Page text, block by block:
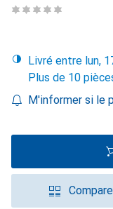
Livré entre lun,
Plus de 10
M'informer si le